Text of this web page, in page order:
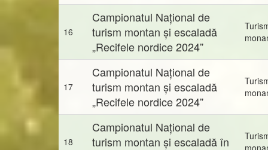
16
Campionatul Național de
turism montan și escaladă
„Recifele nordice 2024”
17
Campionatul Național de
turism montan și escaladă
„Recifele nordice 2024”
18
Campionatul Național de
turism montan și escaladă în